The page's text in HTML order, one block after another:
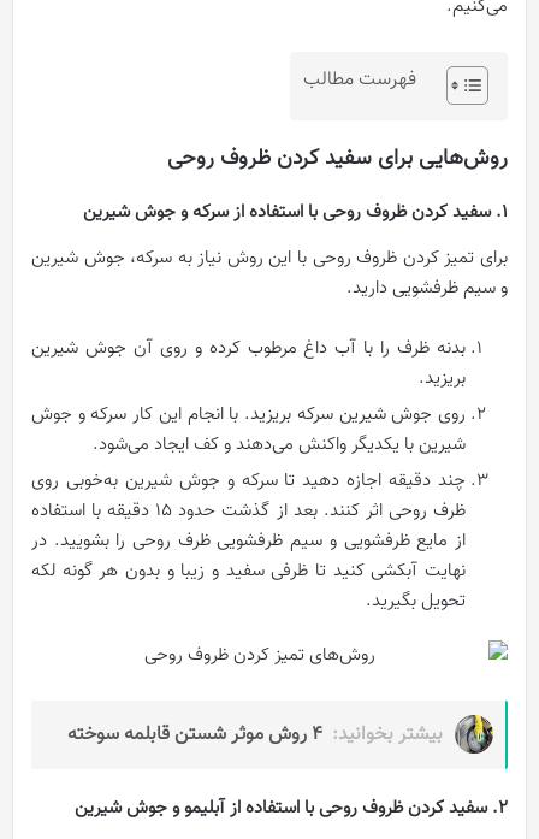
می‌کنیم.
فهرست مطالب
روش‌هایی برای سفید کردن ظروف روحی
1. سفید کردن ظروف روحی با استفاده از سرکه و جوش شیرین
برای تمیز کردن ظروف روحی با این روش نیاز به سرکه، جوش شیرین
و سیم ظرفشویی دارید.
بدنه ظرف را با آب داغ مرطوب کرده و روی آن جوش شیرین
بریزید.
روی جوش شیرین سرکه بریزید. با انجام این کار سرکه و جوش
شیرین با یکدیگر واکنش می‌دهند و کف ایجاد می‌شود.
چند دقیقه اجازه دهید تا سرکه و جوش شیرین به‌خوبی روی
ظرف روحی اثر کنند. بعد از گذشت حدود 15 دقیقه با استفاده
از مایع ظرفشویی و سیم ظرفشویی ظرف روحی را بشویید. در
نهایت آبکشی کنید تا ظرفی سفید و زیبا و بدون هر گونه لکه
تحویل بگیرید.
بیشتر بخوانید: 4 روش موثر شستن قابلمه سوخته
2. سفید کردن ظروف روحی با استفاده از آبلیمو و جوش شیرین